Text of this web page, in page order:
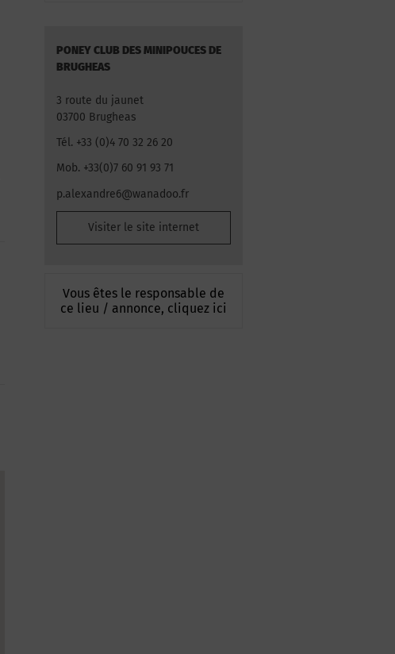
PONEY CLUB DES MINIPOUCES DE
BRUGHEAS
3 route du jaunet
03700 Brugheas
Tél. +33 (0)4 70 32 26 20
Mob. +33(0)7 60 91 93 71
p.alexandre6@wanadoo.fr
Visiter le site internet
Vous êtes le responsable de
ce lieu / annonce, cliquez ici